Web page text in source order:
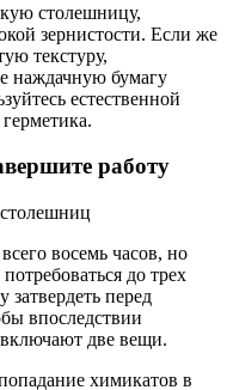
столешницу,
зернистости. Если же
текстуру,
наждачную бумагу
естественной
работу
восемь часов, но
до трех
затвердеть перед
впоследствии
две вещи.
химикатов в